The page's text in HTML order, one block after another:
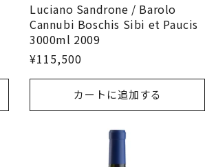
Luciano Sandrone / Barolo
Cannubi Boschis Sibi et Paucis
3000ml 2009
¥115,500
カートに追加する